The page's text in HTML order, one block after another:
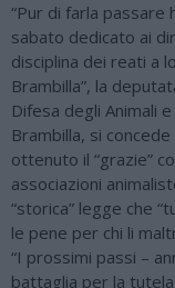
“Pur di farla
sabato dedicato ai
disciplina dei reati a
Brambilla”, la
Difesa degli Animali
Brambilla, si
ottenuto il “grazie”
associazioni
“storica” legge che
le pene per chi li
“I prossimi passi –
battaglia per la